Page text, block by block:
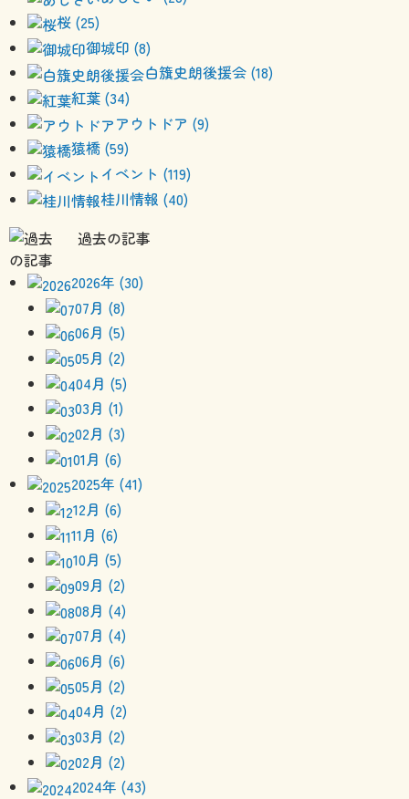
桜 (25)
御城印 (8)
白籏史朗後援会 (18)
紅葉 (34)
アウトドア (9)
猿橋 (59)
イベント (119)
桂川情報 (40)
過去の記事
2026年 (30)
07月 (8)
06月 (5)
05月 (2)
04月 (5)
03月 (1)
02月 (3)
01月 (6)
2025年 (41)
12月 (6)
11月 (6)
10月 (5)
09月 (2)
08月 (4)
07月 (4)
06月 (6)
05月 (2)
04月 (2)
03月 (2)
02月 (2)
2024年 (43)